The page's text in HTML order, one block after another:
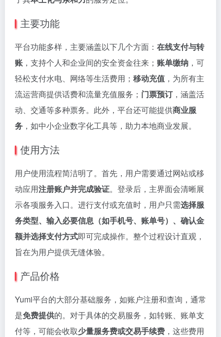
主要功能
平台功能多样，主要涵盖以下几个方面： 在线支付与转
账 ，支持个人和企业间的安全资金往来； 账单缴纳 ，可
轻松支付水电、网络等生活费用； 移动充值 ，为所有主
流运营商提供话费和流量充值服务； 门票预订，涵盖活
动、交通等多种票务。此外，平台还可能提供商业服
务 ，如中小企业数字化工具等，助力本地商业发展。
使用方法
用户使用流程简洁明了。首先，用户需要通过网站或移
动应用注册账户并完成验证。登录后，主界面会清晰展
示各项服务入口。进行支付或充值时，用户只需选择服
务类型、输入必要信息（如手机号、账单号）、确认金
额并选择支付方式即可完成操作。整个过程设计直观，
旨在为用户提供无缝体验。
产品价格
Yumi平台的大部分基础服务，如账户注册和查询，通常
是免费提供的。对于具体的交易服务，如转账、账单支
付等，可能会收取少量服务费或交易手续费 ，这些费用